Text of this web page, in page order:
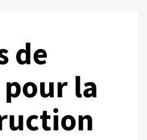
de
la